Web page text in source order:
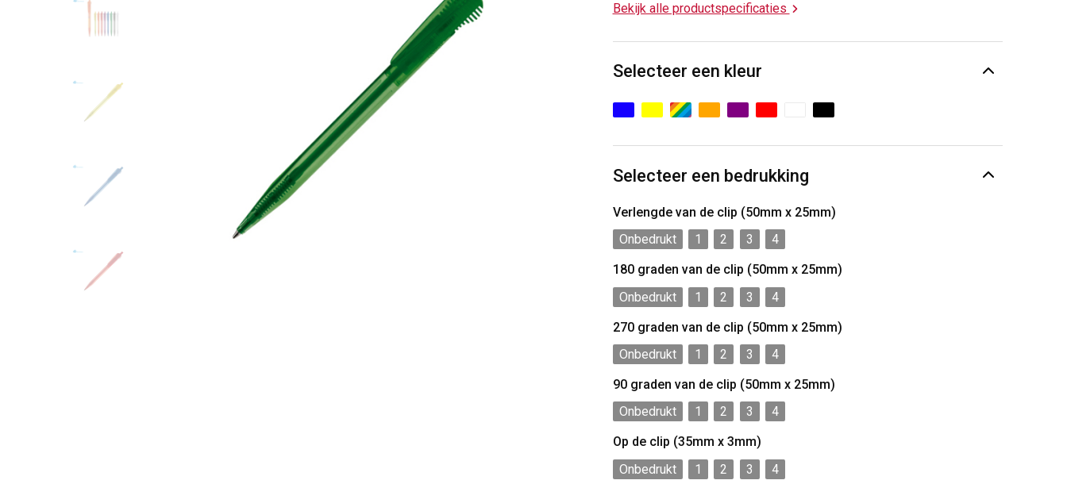
Bekijk alle productspecificaties
Selecteer een kleur
Selecteer een bedrukking
Verlengde van de clip (50mm x 25mm)
Onbedrukt
1 2 3
4
180 graden van de clip (50mm x 25mm)
Onbedrukt
1 2 3
4
270 graden van de clip (50mm x 25mm)
Onbedrukt
1 2 3
4
90 graden van de clip (50mm x 25mm)
Onbedrukt
1 2 3
4
Op de clip (35mm x 3mm)
Onbedrukt
1 2 3 4